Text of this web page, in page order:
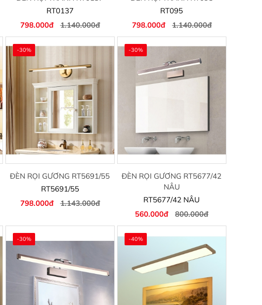
RT0137
798.000đ
1.140.000đ
RT095
798.000đ
1.140.000đ
-30%
ĐÈN RỌI GƯƠNG RT5691/55
RT5691/55
798.000đ
1.143.000đ
-30%
ĐÈN RỌI GƯƠNG RT5677/42
NÂU
RT5677/42 NÂU
560.000đ
800.000đ
-30% -40%